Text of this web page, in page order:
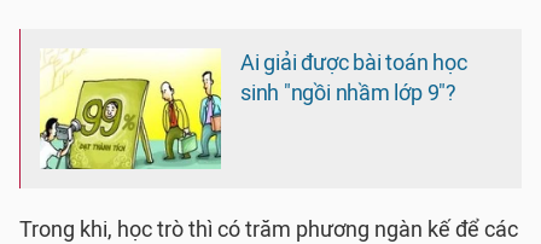
Ai giải được bài toán học
sinh "ngồi nhầm lớp 9"?
Trong khi, học trò thì có trăm phương ngàn kế để các